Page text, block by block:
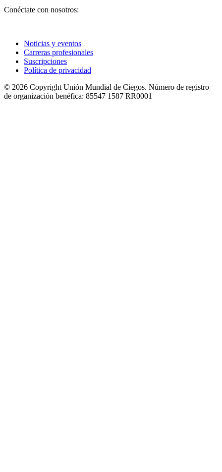
Conéctate con nosotros:
Noticias y eventos
Carreras profesionales
Suscripciones
Política de privacidad
© 2026 Copyright Unión Mundial de Ciegos. Número de registro
de organización benéfica: 85547 1587 RR0001